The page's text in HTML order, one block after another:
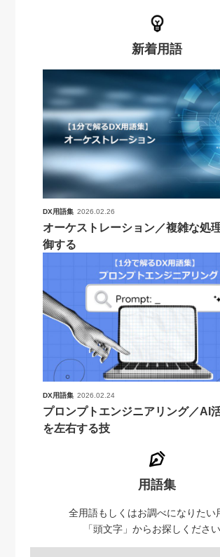
新着用語
DX用語集 2026.02.26
オーケストレーション／複雑な処
御する
DX用語集 2026.02.24
プロンプトエンジニアリング／AI
を左右する技
用語集
全用語もしくはお調べになりたい
「頭文字」からお探しください